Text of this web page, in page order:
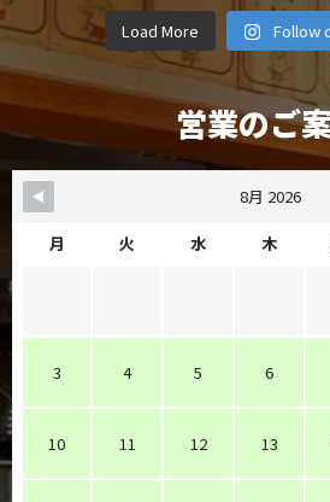
uuki
12月 8 uuki
11月 6
motsuyakiy
uuki
10月 5
motsuyakiy
uuki
9月 28 9
Load More Follow
営業のご
8月 2026
月 火 水 木
3 4 5 6
10 11 12 13